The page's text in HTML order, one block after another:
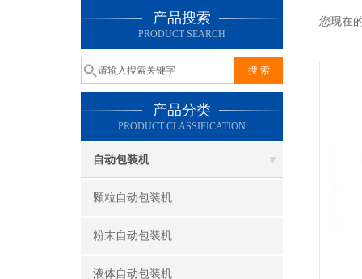
产品搜索
PRODUCT SEARCH
产品分类
PRODUCT CLASSIFICATION
自动包装机
颗粒自动包装机
粉末自动包装机
液体自动包装机
您现在